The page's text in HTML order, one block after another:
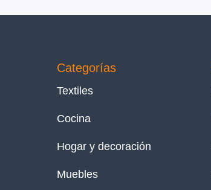
Categorías
Textiles
Cocina
Hogar y decoración
Muebles